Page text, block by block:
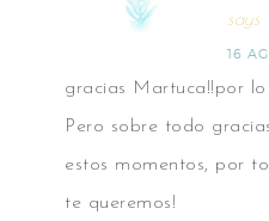
says
16
gracias Martuca!!por
Pero sobre todo
estos momentos, por
te queremos!